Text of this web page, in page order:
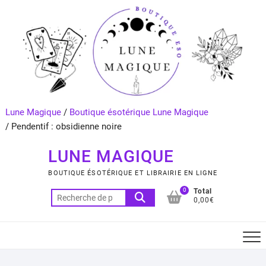
content
Lune Magique/ Boutique ésotérique Lune Magique
/ Pendentif : obsidienne noire
LUNE MAGIQUE
BOUTIQUE ÉSOTÉRIQUE ET LIBRAIRIE EN LIGNE
Recherche
pour :
0
Total
0,00€